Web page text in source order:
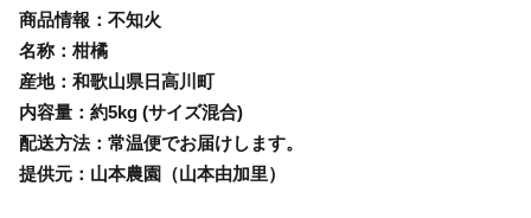
商品情報：不知火
名称：柑橘
産地：和歌山県日高川町
内容量：約5kg (サイズ混合)
配送方法：常温便でお届けします。
提供元：山本農園（山本由加里）